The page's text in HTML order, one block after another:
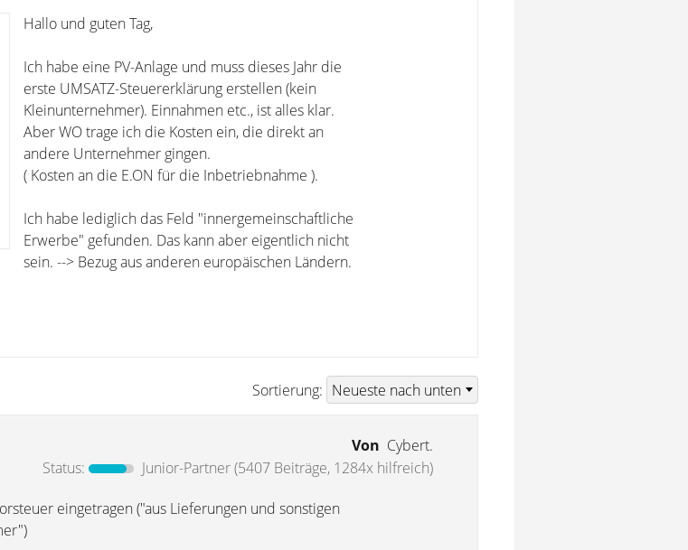
Hallo und guten Tag,
Ich habe eine PV-Anlage und muss dieses Jahr die
erste UMSATZ-Steuererklärung erstellen (kein
Kleinunternehmer). Einnahmen etc., ist alles klar.
Aber WO trage ich die Kosten ein, die direkt an
andere Unternehmer gingen.
( Kosten an die E.ON für die Inbetriebnahme ).
Ich habe lediglich das Feld "innergemeinschaftliche
Erwerbe" gefunden. Das kann aber eigentlich nicht
sein. --> Bezug aus anderen europäischen Ländern.
Sortierung:
Von Cybert.
Status:
Junior-Partner(5407 Beiträge, 1284x hilfreich)
eingetragen ("aus Lieferungen und sonstigen